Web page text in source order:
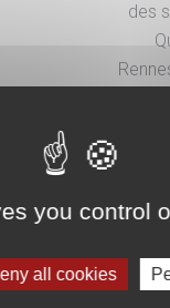
des
you control
all cookies